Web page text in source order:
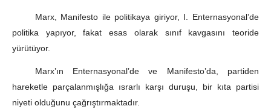
Marx, Manifesto ile politikaya giriyor, I. Enternasyonal’de
politika yapıyor, fakat esas olarak sınıf kavgasını teoride
yürütüyor.
Marx’ın Enternasyonal’de ve Manifesto’da, partiden
hareketle parçalanmışlığa ısrarlı karşı duruşu, bir kıta partisi
niyeti olduğunu çağrıştırmaktadır.